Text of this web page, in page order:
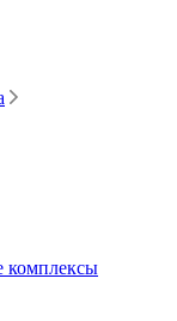
комплексы